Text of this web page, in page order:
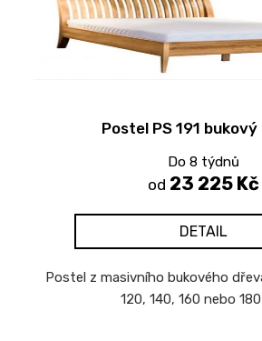
Postel PS 191
Do 8 týdnů
od 23 225 Kč
DETAIL
Postel z masivního bukového
120, 140, 160 nebo